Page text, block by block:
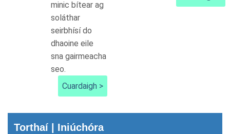
minic bítear ag
soláthar
seirbhísí do
dhaoine eile
sna gairmeacha
seo.
Cuardaigh >
Torthaí | Iniúchóra